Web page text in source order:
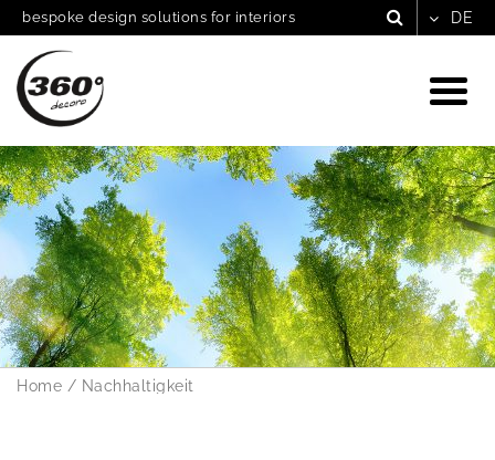
bespoke design solutions for interiors
Home / Nachhaltigkeit